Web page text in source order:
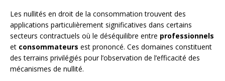
Les nullités en droit de la consommation trouvent des
applications particulièrement significatives dans certains
secteurs contractuels où le déséquilibre entre professionnels
et consommateurs est prononcé. Ces domaines constituent
des terrains privilégiés pour l’observation de l’efficacité des
mécanismes de nullité.